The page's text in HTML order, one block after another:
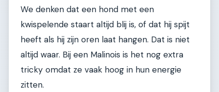
We denken dat een hond met een
kwispelende staart altijd blij is, of dat hij spijt
heeft als hij zijn oren laat hangen. Dat is niet
altijd waar. Bij een Malinois is het nog extra
tricky omdat ze vaak hoog in hun energie
zitten.